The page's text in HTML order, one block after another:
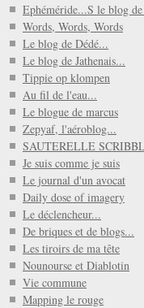
Ephéméride...S le blog
Words, Words, Words
Le blog de Dédé...
Le blog de Jathenais...
Tippie op klompen
Au fil de l'eau...
Le blogue de marcus
Zepyaf, l'aéroblog...
SAUTERELLE
Je suis comme je suis
Le journal d'un avocat
Daily dose of imagery
Le déclencheur...
De briques et de blogs...
Les tiroirs de ma tête
Nounourse et Diablotin
Vie commune
Mapping le rouge